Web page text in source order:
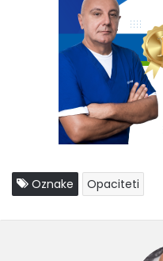
Oznake Opaciteti